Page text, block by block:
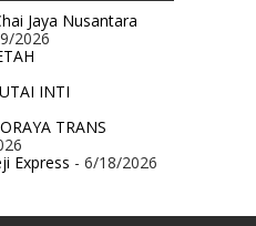
Jaya Nusantara
2026
INTI
TRANS
Express - 6/18/2026